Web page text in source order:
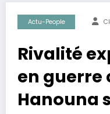
Actu-People
Rivalité
en guerre
Hanouna